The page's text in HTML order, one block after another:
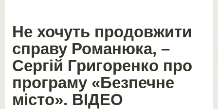
Не хочуть продовжити
справу Романюка, –
Сергій Григоренко про
програму «Безпечне
місто». ВІДЕО